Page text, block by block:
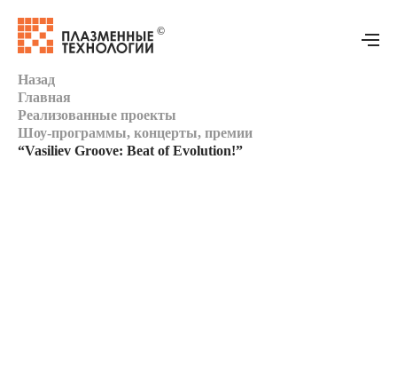
Назад
Главная
Реализованные проекты
Шоу-программы, концерты, премии
“Vasiliev Groove: Beat of Evolution!”